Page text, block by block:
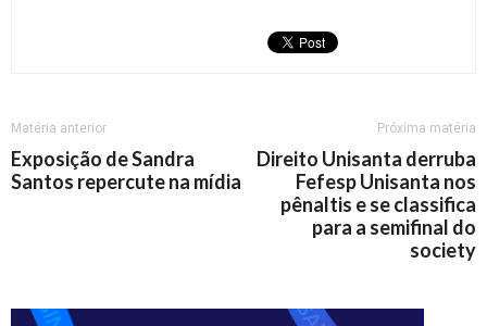
Matéria anterior
Exposição de Sandra
Santos repercute na mídia
Próxima matéria
Direito Unisanta derruba
Fefesp Unisanta nos
pênaltis e se classifica
para a semifinal do
society